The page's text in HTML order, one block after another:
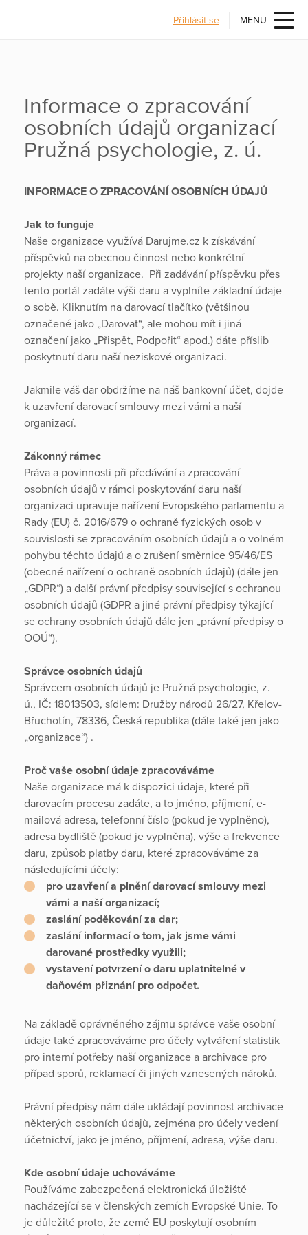
Přihlásit se MENU
Informace o zpracování
osobních údajů organizací
Pružná psychologie, z. ú.
INFORMACE O ZPRACOVÁNÍ OSOBNÍCH ÚDAJŮ
Jak to funguje
Naše organizace využívá Darujme.cz k získávání
příspěvků na obecnou činnost nebo konkrétní
projekty naší organizace. Při zadávání příspěvku přes
tento portál zadáte výši daru a vyplníte základní údaje
o sobě. Kliknutím na darovací tlačítko (většinou
označené jako „Darovat“, ale mohou mít i jiná
označení jako „Přispět, Podpořit“ apod.) dáte příslib
poskytnutí daru naší neziskové organizaci.
Jakmile váš dar obdržíme na náš bankovní účet, dojde
k uzavření darovací smlouvy mezi vámi a naší
organizací.
Zákonný rámec
Práva a povinnosti při předávání a zpracování
osobních údajů v rámci poskytování daru naší
organizaci upravuje nařízení Evropského parlamentu a
Rady (EU) č. 2016/679 o ochraně fyzických osob v
souvislosti se zpracováním osobních údajů a o volném
pohybu těchto údajů a o zrušení směrnice 95/46/ES
(obecné nařízení o ochraně osobních údajů) (dále jen
„GDPR“) a další právní předpisy související s ochranou
osobních údajů (GDPR a jiné právní předpisy týkající
se ochrany osobních údajů dále jen „právní předpisy o
OOÚ“).
Správce osobních údajů
Správcem osobních údajů je Pružná psychologie, z.
ú., IČ: 18013503, sídlem: Družby národů 26/27, Křelov-
Břuchotín, 78336, Česká republika (dále také jen jako
„organizace“) .
Proč vaše osobní údaje zpracováváme
Naše organizace má k dispozici údaje, které při
darovacím procesu zadáte, a to jméno, příjmení, e-
mailová adresa, telefonní číslo (pokud je vyplněno),
adresa bydliště (pokud je vyplněna), výše a frekvence
daru, způsob platby daru, které zpracováváme za
následujícími účely:
pro uzavření a plnění darovací smlouvy mezi
vámi a naší organizací;
zaslání poděkování za dar;
zaslání informací o tom, jak jsme vámi
darované prostředky využili;
vystavení potvrzení o daru uplatnitelné v
daňovém přiznání pro odpočet.
Na základě oprávněného zájmu správce vaše osobní
údaje také zpracováváme pro účely vytváření statistik
pro interní potřeby naší organizace a archivace pro
případ sporů, reklamací či jiných vznesených nároků.
Právní předpisy nám dále ukládají povinnost archivace
některých osobních údajů, zejména pro účely vedení
účetnictví, jako je jméno, příjmení, adresa, výše daru.
Kde osobní údaje uchováváme
Používáme zabezpečená elektronická úložiště
nacházející se v členských zemích Evropské Unie. To
je důležité proto, že země EU poskytují osobním